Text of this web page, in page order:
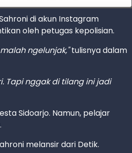
di akun Instagram
oleh petugas kepolisian.
ngelunjak,"tulisnya dalam
Tapi nggak di tilang ini jadi
Sidoarjo. Namun, pelajar
melansir dari Detik.